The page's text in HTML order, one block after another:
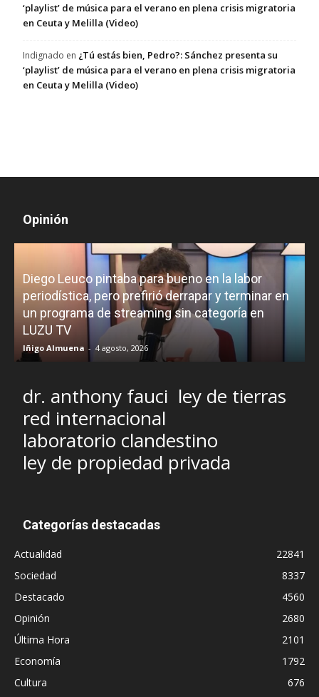
‘playlist’ de música para el verano en plena crisis migratoria
en Ceuta y Melilla (Video)
Indignado en ¿Tú estás bien, Pedro?: Sánchez presenta su
‘playlist’ de música para el verano en plena crisis migratoria
en Ceuta y Melilla (Video)
Opinión
Diego Leuco pintaba para bueno en la labor
periodística, pero prefirió derrapar y terminar en
un programa de streaming sin categoría en
LUZU TV
Iñigo Almuena - 4 agosto, 2026
dr. anthony fauci ley de tierras
red internacional
laboratorio clandestino
ley de propiedad privada
Categorías destacadas
Actualidad
22841
Sociedad
8337
Destacado
4560
Opinión
2680
Última Hora
2101
Economía
1792
Cultura
676